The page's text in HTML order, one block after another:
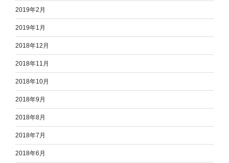
2019年2月
2019年1月
2018年12月
2018年11月
2018年10月
2018年9月
2018年8月
2018年7月
2018年6月